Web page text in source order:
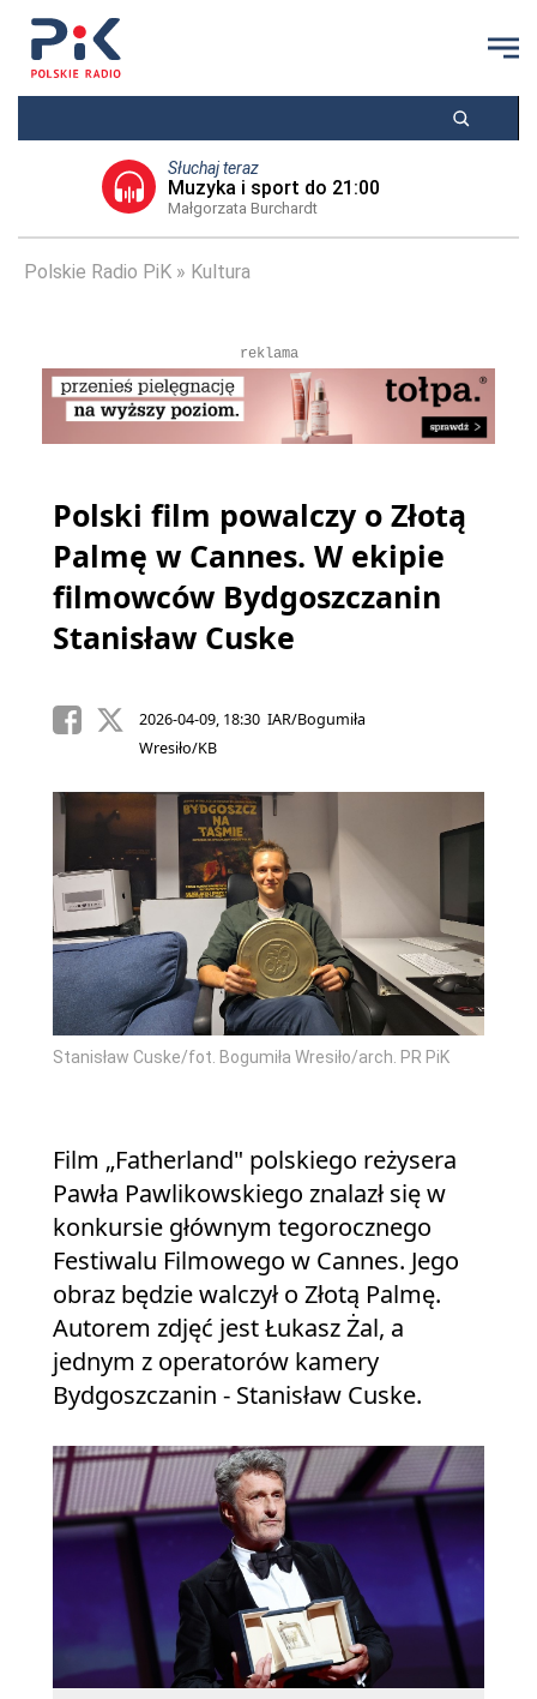
Słuchaj teraz
Muzyka i sport do 21:00
Małgorzata Burchardt
Polskie Radio PiK Kultura
reklama
Polski film powalczy o Złotą
Palmę w Cannes. W ekipie
filmowców Bydgoszczanin
Stanisław Cuske
2026-04-09, 18:30 IAR/Bogumiła
Wresiło/KB
Stanisław Cuske/fot. Bogumiła Wresiło/arch. PR PiK
Film „Fatherland" polskiego reżysera
Pawła Pawlikowskiego znalazł się w
konkursie głównym tegorocznego
Festiwalu Filmowego w Cannes. Jego
obraz będzie walczył o Złotą Palmę.
Autorem zdjęć jest Łukasz Żal, a
jednym z operatorów kamery
Bydgoszczanin - Stanisław Cuske.